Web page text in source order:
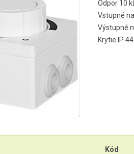
Odpor 10
Vstupné
Výstupné
Krytie IP 44
Kód